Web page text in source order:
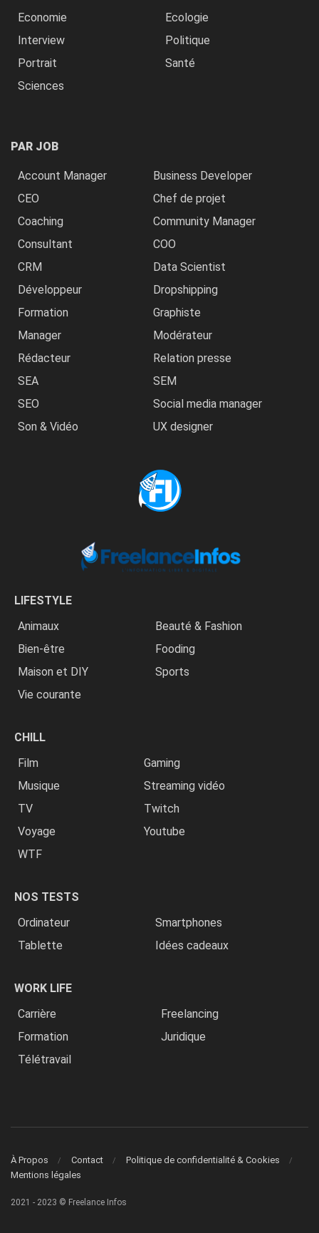
Economie
Ecologie
Interview
Politique
Portrait
Santé
Sciences
PAR JOB
Account Manager
Business Developer
CEO
Chef de projet
Coaching
Community Manager
Consultant
COO
CRM
Data Scientist
Développeur
Dropshipping
Formation
Graphiste
Manager
Modérateur
Rédacteur
Relation presse
SEA
SEM
SEO
Social media manager
Son & Vidéo
UX designer
LIFESTYLE
Animaux
Beauté & Fashion
Bien-être
Fooding
Maison et DIY
Sports
Vie courante
CHILL
Film
Gaming
Musique
Streaming vidéo
TV
Twitch
Voyage
Youtube
WTF
NOS TESTS
Ordinateur
Smartphones
Tablette
Idées cadeaux
WORK LIFE
Carrière
Freelancing
Formation
Juridique
Télétravail
À Propos Contact
Politique de confidentialité & Cookies
Mentions légales
2021 - 2023 © Freelance Infos